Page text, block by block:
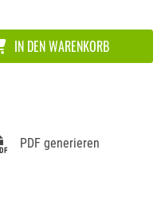
IN DEN WARENKORB
PDF generieren